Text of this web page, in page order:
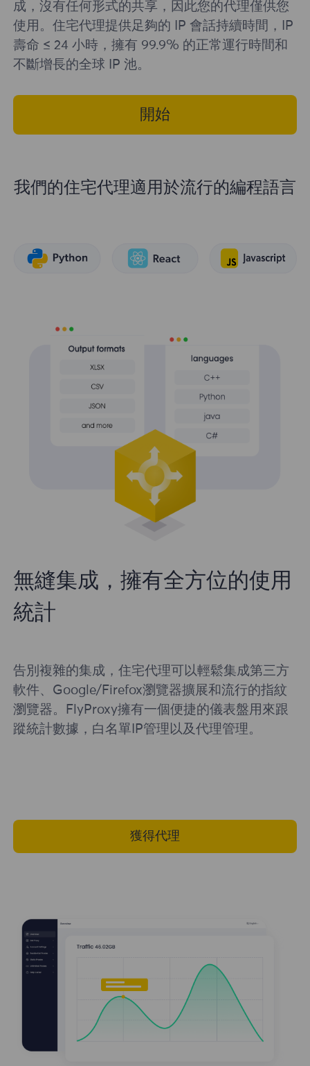
成，沒有任何形式的共享，因此您的代理僅供您
使用。住宅代理提供足夠的 IP 會話持續時間，IP
壽命 ≤ 24 小時，擁有 99.9% 的正常運行時間和
不斷增長的全球 IP 池。
開始
我們的住宅代理適用於流行的編程語言
無縫集成，擁有全方位的使用
統計
告別複雜的集成，住宅代理可以輕鬆集成第三方
軟件、Google/Firefox瀏覽器擴展和流行的指紋
瀏覽器。FlyProxy擁有一個便捷的儀表盤用來跟
蹤統計數據，白名單IP管理以及代理管理。
獲得代理